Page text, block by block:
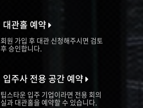
대관홀 예약
회원 가입 후 대관 신청해주시면 검토
후 승인합니다.
입주사 전용 공간 예약
팁스타운 입주 기업이라면 전용 회의
실과 대관홀을 예약할 수 있습니다.